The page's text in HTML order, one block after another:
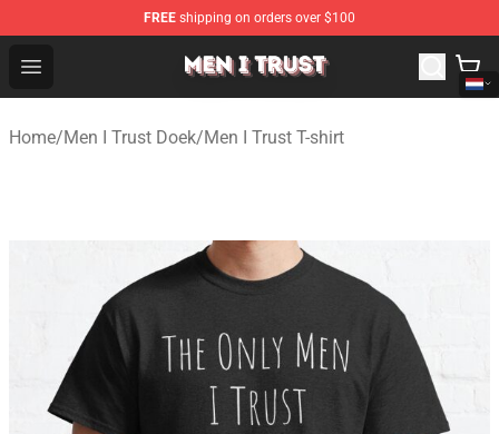
FREE shipping on orders over $100
Open menu
Men I Trust Shop - Official Men I Trust Merchandise Store
Home/Men I Trust Doek/Men I Trust T-shirt